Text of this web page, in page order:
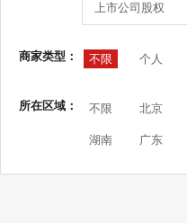
上市公司股权
商家类型： 不限 个人
所在区域： 不限 北京
湖南 广东